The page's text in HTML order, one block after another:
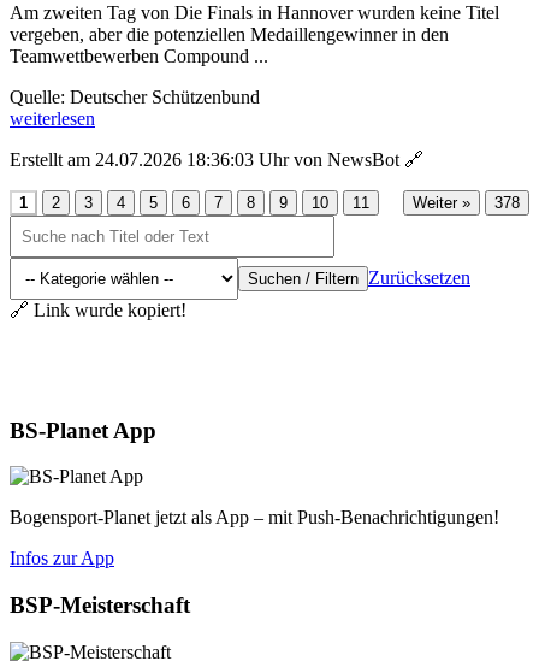
Am zweiten Tag von Die Finals in Hannover wurden keine Titel
vergeben, aber die potenziellen Medaillengewinner in den
Teamwettbewerben Compound ...
Quelle: Deutscher Schützenbund
weiterlesen
Erstellt am 24.07.2026 18:36:03 Uhr von NewsBot 🔗
1 2 3 4 5 6 7 8 9 10 11 Weiter » 378
Suchen / Filtern Zurücksetzen
🔗 Link wurde kopiert!
BS-Planet App
Bogensport-Planet jetzt als App – mit Push-Benachrichtigungen!
Infos zur App
BSP-Meisterschaft